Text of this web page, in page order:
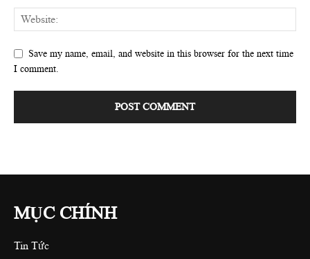
Save my name, email, and website in this browser for the next time
I comment.
MỤC CHÍNH
Tin Tức